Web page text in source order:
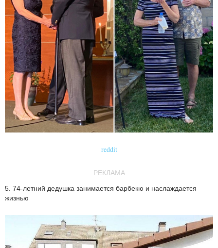
reddit
РЕКЛАМА
5. 74-летний дедушка занимается барбекю и наслаждается
жизнью